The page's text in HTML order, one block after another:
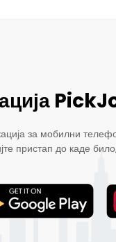
за мобилни
пристап до каде